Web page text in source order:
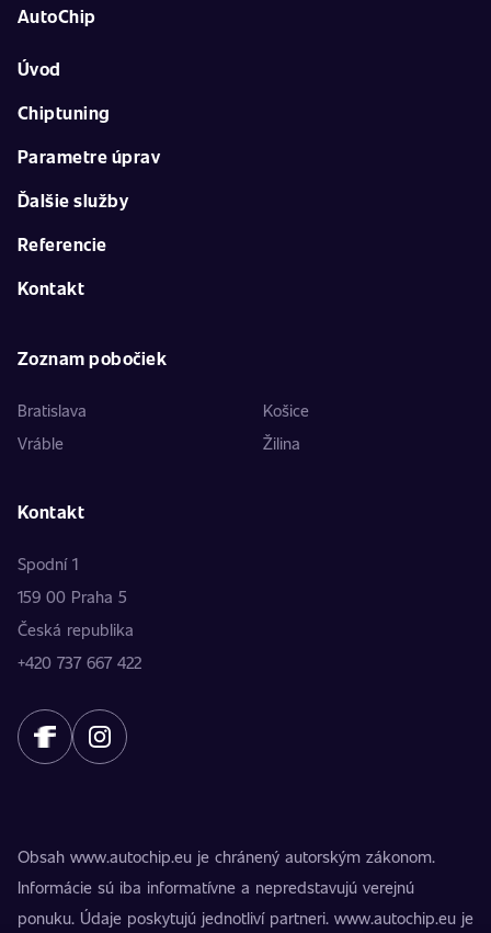
AutoChip
Úvod
Chiptuning
Parametre úprav
Ďalšie služby
Referencie
Kontakt
Zoznam pobočiek
Bratislava
Košice
Vráble
Žilina
Kontakt
Spodní 1
159 00 Praha 5
Česká republika
+420 737 667 422
Obsah www.autochip.eu je chránený autorským zákonom.
Informácie sú iba informatívne a nepredstavujú verejnú
ponuku. Údaje poskytujú jednotliví partneri. www.autochip.eu je